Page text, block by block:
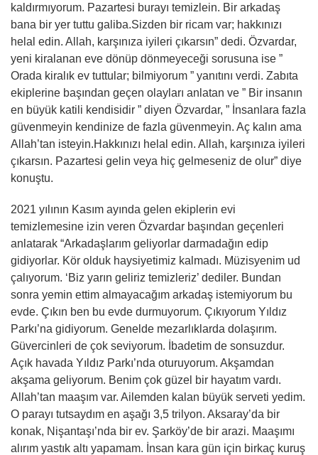
kaldırmıyorum. Pazartesi burayı temizlein. Bir arkadaş
bana bir yer tuttu galiba.Sizden bir ricam var; hakkınızı
helal edin. Allah, karşınıza iyileri çıkarsın” dedi. Özvardar,
yeni kiralanan eve dönüp dönmeyeceği sorusuna ise ”
Orada kiralık ev tuttular; bilmiyorum ” yanıtını verdi. Zabıta
ekiplerine başından geçen olayları anlatan ve ” Bir insanın
en büyük katili kendisidir ” diyen Özvardar, ” İnsanlara fazla
güvenmeyin kendinize de fazla güvenmeyin. Aç kalın ama
Allah’tan isteyin.Hakkınızı helal edin. Allah, karşınıza iyileri
çıkarsın. Pazartesi gelin veya hiç gelmeseniz de olur” diye
konuştu.
2021 yılının Kasım ayında gelen ekiplerin evi
temizlemesine izin veren Özvardar başından geçenleri
anlatarak “Arkadaşlarım geliyorlar darmadağın edip
gidiyorlar. Kör olduk haysiyetimiz kalmadı. Müzisyenim ud
çalıyorum. ‘Biz yarın geliriz temizleriz’ dediler. Bundan
sonra yemin ettim almayacağım arkadaş istemiyorum bu
evde. Çıkın ben bu evde durmuyorum. Çıkıyorum Yıldız
Parkı’na gidiyorum. Genelde mezarlıklarda dolaşırım.
Güvercinleri de çok seviyorum. İbadetim de sonsuzdur.
Açık havada Yıldız Parkı’nda oturuyorum. Akşamdan
akşama geliyorum. Benim çok güzel bir hayatım vardı.
Allah’tan maaşım var. Ailemden kalan büyük serveti yedim.
O parayı tutsaydım en aşağı 3,5 trilyon. Aksaray’da bir
konak, Nişantaşı’nda bir ev. Şarköy’de bir arazi. Maaşımı
alırım yastık altı yapamam. İnsan kara gün için birkaç kuruş